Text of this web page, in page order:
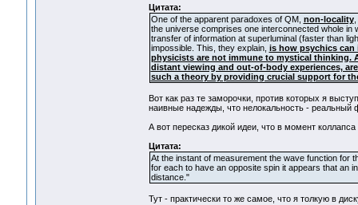
Цитата:
One of the apparent paradoxes of QM, non-locality,
the universe comprises one interconnected whole in
transfer of information at superluminal (faster than
impossible. This, they explain, is how psychics
physicists are not immune to mystical thinking.
distant viewing and out-of-body experiences,
such a theory by providing crucial support for
Вот как раз те заморочки, против которых я
наивные надежды, что нелокальность - реальный
А вот пересказ дикой идеи, что в момент
Цитата:
At the instant of measurement the wave function for
for each to have an opposite spin it appears that an
distance."
Тут - практически то же самое, что я толкую в